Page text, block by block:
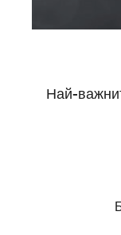
Най-